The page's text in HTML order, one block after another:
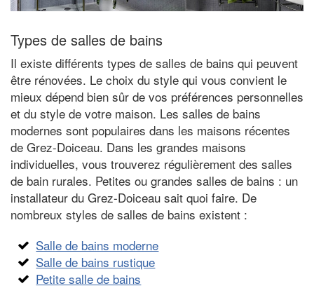
Types de salles de bains
Il existe différents types de salles de bains qui peuvent
être rénovées. Le choix du style qui vous convient le
mieux dépend bien sûr de vos préférences personnelles
et du style de votre maison. Les salles de bains
modernes sont populaires dans les maisons récentes
de Grez-Doiceau. Dans les grandes maisons
individuelles, vous trouverez régulièrement des salles
de bain rurales. Petites ou grandes salles de bains : un
installateur du Grez-Doiceau sait quoi faire. De
nombreux styles de salles de bains existent :
Salle de bains moderne
Salle de bains rustique
Petite salle de bains